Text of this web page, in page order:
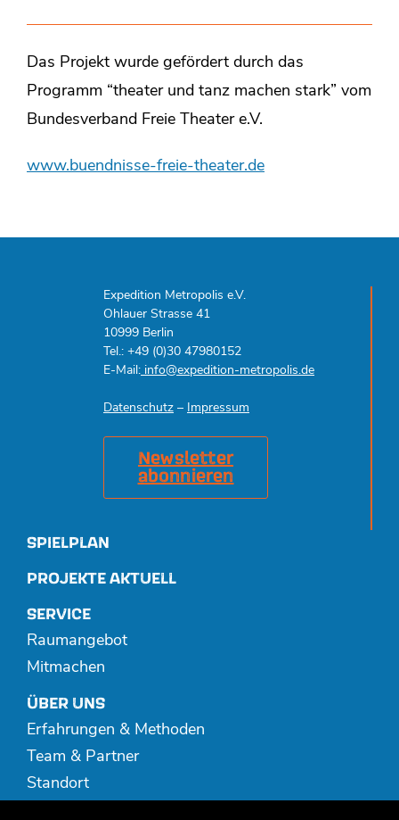
Das Projekt wurde gefördert durch das
Programm “theater und tanz machen stark” vom
Bundesverband Freie Theater e.V.
www.buendnisse-freie-theater.de
Expedition Metropolis e.V.
Ohlauer Strasse 41
10999 Berlin
Tel.: +49 (0)30 47980152
E-Mail: info@expedition-metropolis.de
Datenschutz – Impressum
Newsletter
abonnieren
SPIELPLAN
PROJEKTE AKTUELL
SERVICE
Raumangebot
Mitmachen
ÜBER UNS
Erfahrungen & Methoden
Team & Partner
Standort